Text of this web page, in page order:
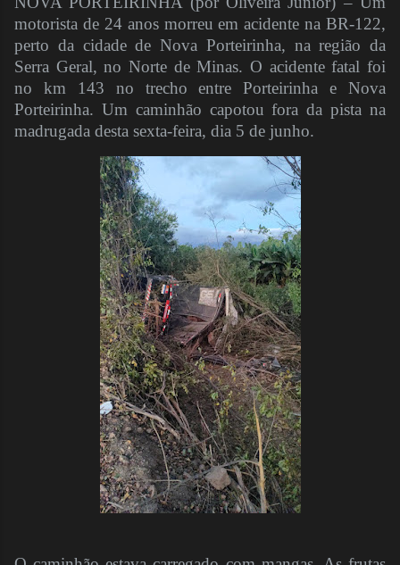
motorista de 24 anos morreu em acidente na BR-122,
perto da cidade de Nova Porteirinha, na região da
Serra Geral, no Norte de Minas. O acidente fatal foi
no km 143 no trecho entre Porteirinha e Nova
Porteirinha. Um caminhão capotou fora da pista na
madrugada desta sexta-feira, dia 5 de junho.